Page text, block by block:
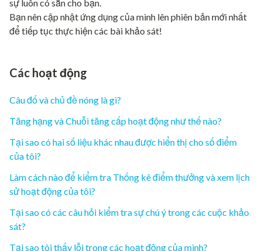
sự luôn có sẵn cho bạn.
Bạn nên cập nhật ứng dụng của mình lên phiên bản mới nhất
để tiếp tục thực hiện các bài khảo sát!
Các hoạt động
Câu đố và chủ đề nóng là gì?
Tăng hạng và Chuỗi tăng cấp hoạt động như thế nào?
Tại sao có hai số liệu khác nhau được hiển thị cho số điểm
của tôi?
Làm cách nào để kiểm tra Thống kê điểm thưởng và xem lịch
sử hoạt động của tôi?
Tại sao có các câu hỏi kiểm tra sự chú ý trong các cuộc khảo
sát?
Tại sao tôi thấy lỗi trong các hoạt động của mình?